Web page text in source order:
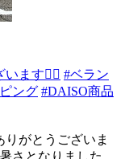
ます🙇‍♂️ #ベラン
ング #DAISO商品
りがとうございま
さとなりました